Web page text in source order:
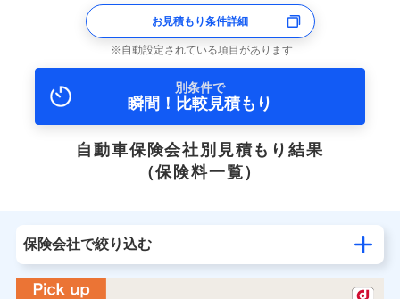
お見積もり条件詳細
自動設定されている項目があります
別条件で
瞬間！比較見積もり
自動車保険会社別見積もり結果
（保険料一覧）
保険会社で絞り込む